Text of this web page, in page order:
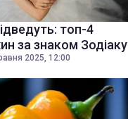
топ-4
за знаком Зодіаку
2025, 12:00